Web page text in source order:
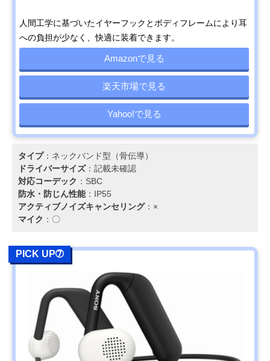
人間工学に基づいたイヤーフックとボディフレームにより耳
への負担が少なく、快適に装着できます。
Amazonで見る
楽天市場で見る
Yahoo!で見る
タイプ：ネックバンド型（骨伝導）
ドライバーサイズ：記載未確認
対応コーデック ：SBC
防水・防じん性能：IP55
アクティブノイズキャンセリング：×
マイク ：〇
PICK UP➆